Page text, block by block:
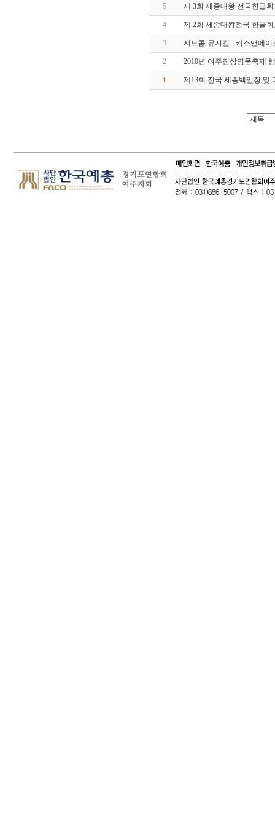
5 제 3회 세종대왕 전국한글
4 제 2회 세종대왕전국 한글
3 시트콤 뮤지컬 - 키스앤메
2 2010년 여주진상명품축제
1 제13회 전국 세종백일장 및